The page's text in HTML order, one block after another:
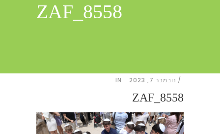
ZAF_8558
נובמבר 7, 2023 IN
ZAF_8558